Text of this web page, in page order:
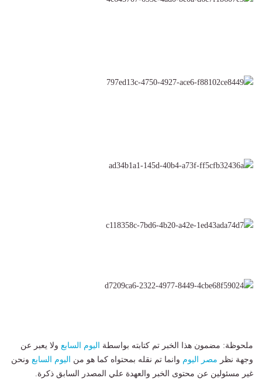
ملحوظة: مضمون هذا الخبر تم كتابته بواسطة اليوم السابع ولا يعبر عن
وجهة نظر مصر اليوم وانما تم نقله بمحتواه كما هو من اليوم السابع ونحن
غير مسئولين عن محتوى الخبر والعهدة علي المصدر السابق ذكرة.